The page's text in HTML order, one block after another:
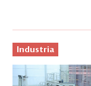
Industria